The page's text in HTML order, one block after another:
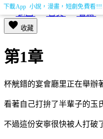
下載App 小說，漫畫，短劇免費看!!!
返回 首頁 書籍
收藏
第1章
杯觥錯的宴會廳里正在舉辦
看著自己打拚了半輩子的玉
不過這份安寧很快被人打破